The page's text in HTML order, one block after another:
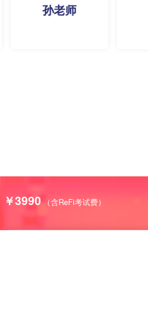
￥3990（含ReFi考试费）
孙老师